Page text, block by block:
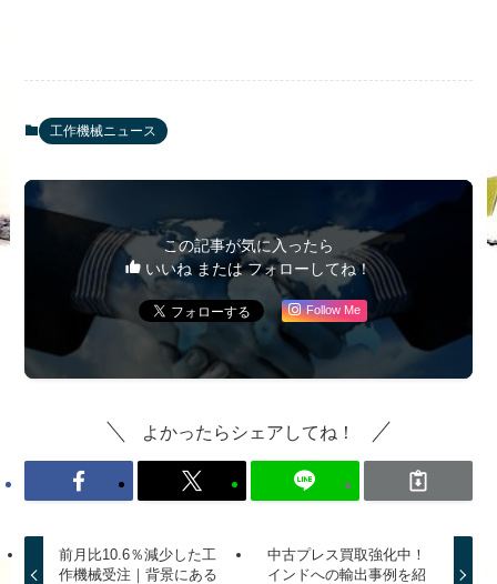
工作機械ニュース
この記事が気に入ったら
いいね または フォローしてね！
Follow Me
よかったらシェアしてね！
前月比10.6％減少した工
作機械受注｜背景にある
中古プレス買取強化中！
インドへの輸出事例を紹